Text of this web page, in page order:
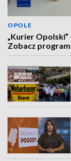
OPOLE
„Kurier Opolski”
Zobacz program